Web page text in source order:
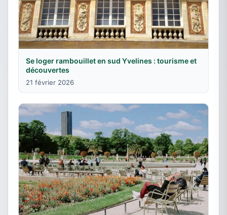
Se loger rambouillet en sud Yvelines : tourisme et
découvertes
21 février 2026